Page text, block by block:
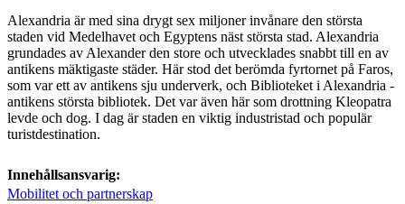
Alexandria är med sina drygt sex miljoner invånare den största
staden vid Medelhavet och Egyptens näst största stad. Alexandria
grundades av Alexander den store och utvecklades snabbt till en av
antikens mäktigaste städer. Här stod det berömda fyrtornet på Faros,
som var ett av antikens sju underverk, och Biblioteket i Alexandria -
antikens största bibliotek. Det var även här som drottning Kleopatra
levde och dog. I dag är staden en viktig industristad och populär
turistdestination.
Innehållsansvarig:
Mobilitet och partnerskap